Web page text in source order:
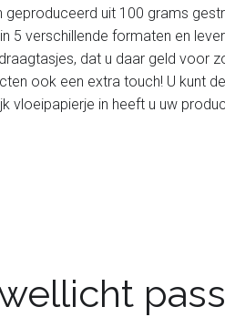
uit 100 grams
verschillende formaten en
dat u daar geld voor
ook een extra touch! U kunt
in heeft u uw